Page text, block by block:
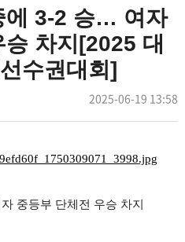
에 3-2 승… 여자
차지[2025 대
수권대회]
작
2025-06-19 13:58
자 중등부 단체전 우승 차지